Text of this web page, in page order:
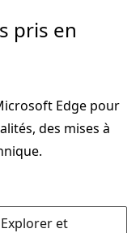
pris en
Edge pour
des mises à
et